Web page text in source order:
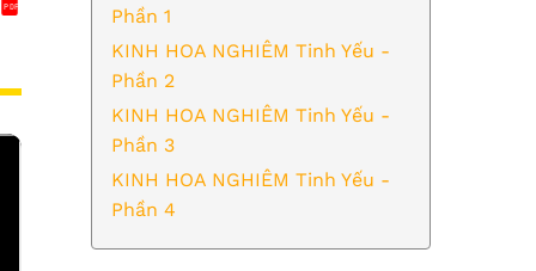
PDF KIM CANG
Phần 1
KINH HOA NGHIÊM Tinh Yếu -
Phần 2
KINH HOA NGHIÊM Tinh Yếu -
Phần 3
KINH HOA NGHIÊM Tinh Yếu -
Phần 4